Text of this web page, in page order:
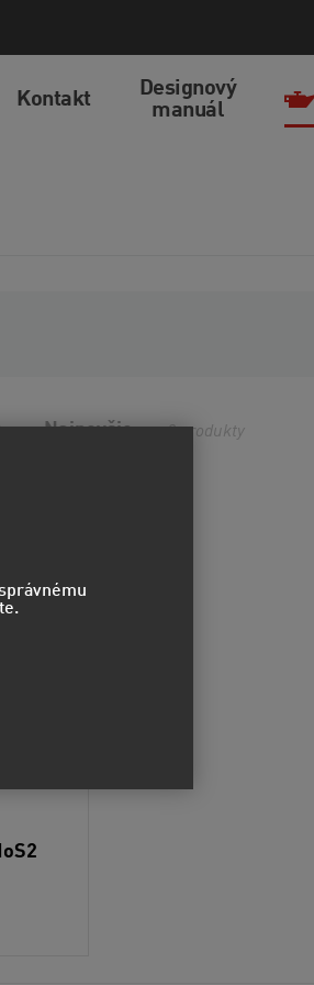
Kontakt
Designový
manuál
Najnovšie 2produkty